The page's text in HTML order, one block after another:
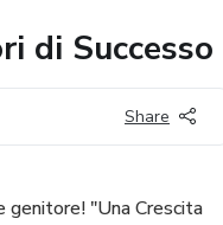
di Successo
Share
"Una Crescita